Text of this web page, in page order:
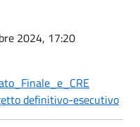
2024, 17:20
definitivo-esecutivo